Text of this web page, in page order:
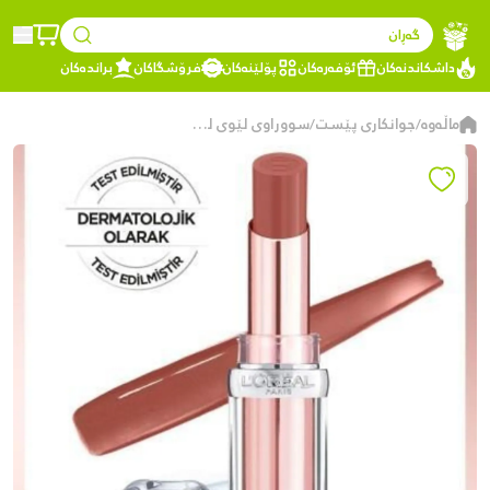
گەڕان
داشکاندنەکان
ئۆفەرەکان پۆلێنەکان فرۆشگاکان براندەکان
ماڵەوە/جوانکاری پێست/ سووراوی لێوی لۆریال پاریس، لێوەکان بە شێدار و نەرم دەهێڵێتەوە، لەگەڵ کۆتایییەکی بریقەدار کە بە شێوەیەکی سروشتی دەردەکەوێت-191 Nude Heaven